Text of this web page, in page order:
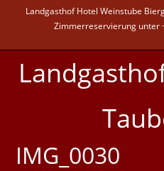
Landgasthof Hotel Weinstube
Zimmerreservierung unter
IMG_0030